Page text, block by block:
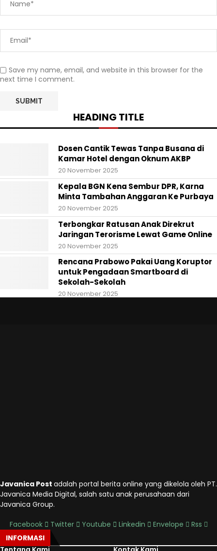
Save my name, email, and website in this browser for the
next time I comment.
HEADING TITLE
Dosen Cantik Tewas Tanpa Busana di
Kamar Hotel dengan Oknum AKBP
20 November 2025
Kepala BGN Kena Sembur DPR, Karna
Minta Tambahan Anggaran Ke Purbaya
20 November 2025
Terbongkar Ratusan Anak Direkrut
Jaringan Terorisme Lewat Game Online
20 November 2025
Rencana Prabowo Pakai Uang Koruptor
untuk Pengadaan Smartboard di
Sekolah-Sekolah
20 November 2025
Javanica Post adalah portal berita online yang dikelola oleh PT.
Javanica Media Digital, salah satu anak perusahaan dari
Javanica Group.
Facebook Twitter Youtube Linkedin Envelope
Rss
INFORMASI